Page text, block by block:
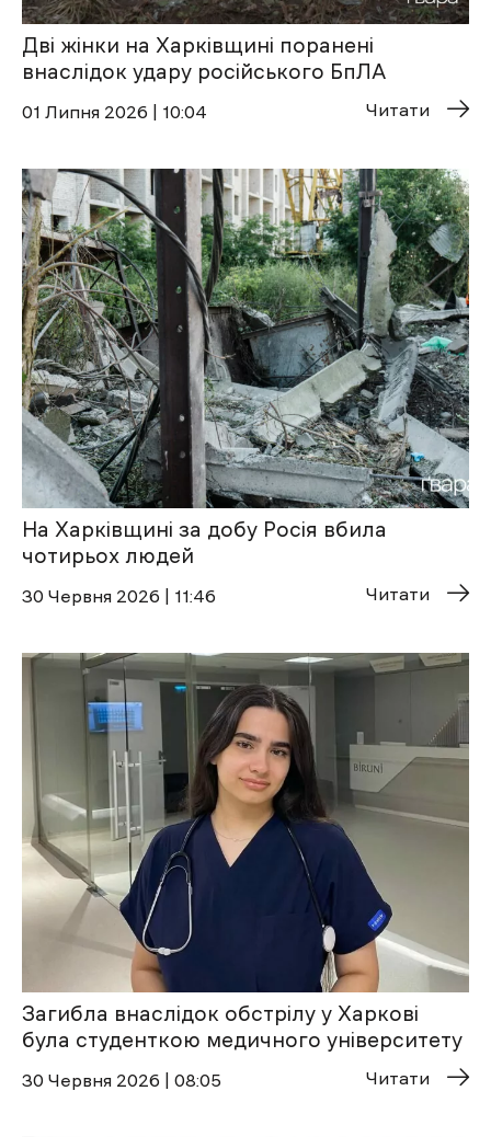
Дві жінки на Харківщині поранені
внаслідок удару російського БпЛА
01 Липня 2026 | 10:04 Читати
На Харківщині за добу Росія вбила
чотирьох людей
30 Червня 2026 | 11:46 Читати
Загибла внаслідок обстрілу у Харкові
була студенткою медичного університету
30 Червня 2026 | 08:05 Читати